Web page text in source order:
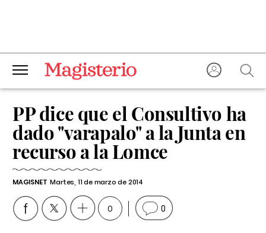
PP dice que el Consultivo ha
dado "varapalo" a la Junta en
recurso a la Lomce
MAGISNET Martes, 11 de marzo de 2014
0 0